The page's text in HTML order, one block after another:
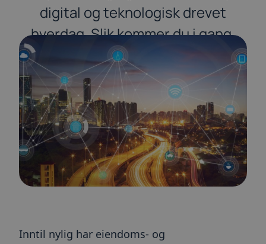
digital og teknologisk drevet
hverdag. Slik kommer du i gang.
Inntil nylig har eiendoms- og